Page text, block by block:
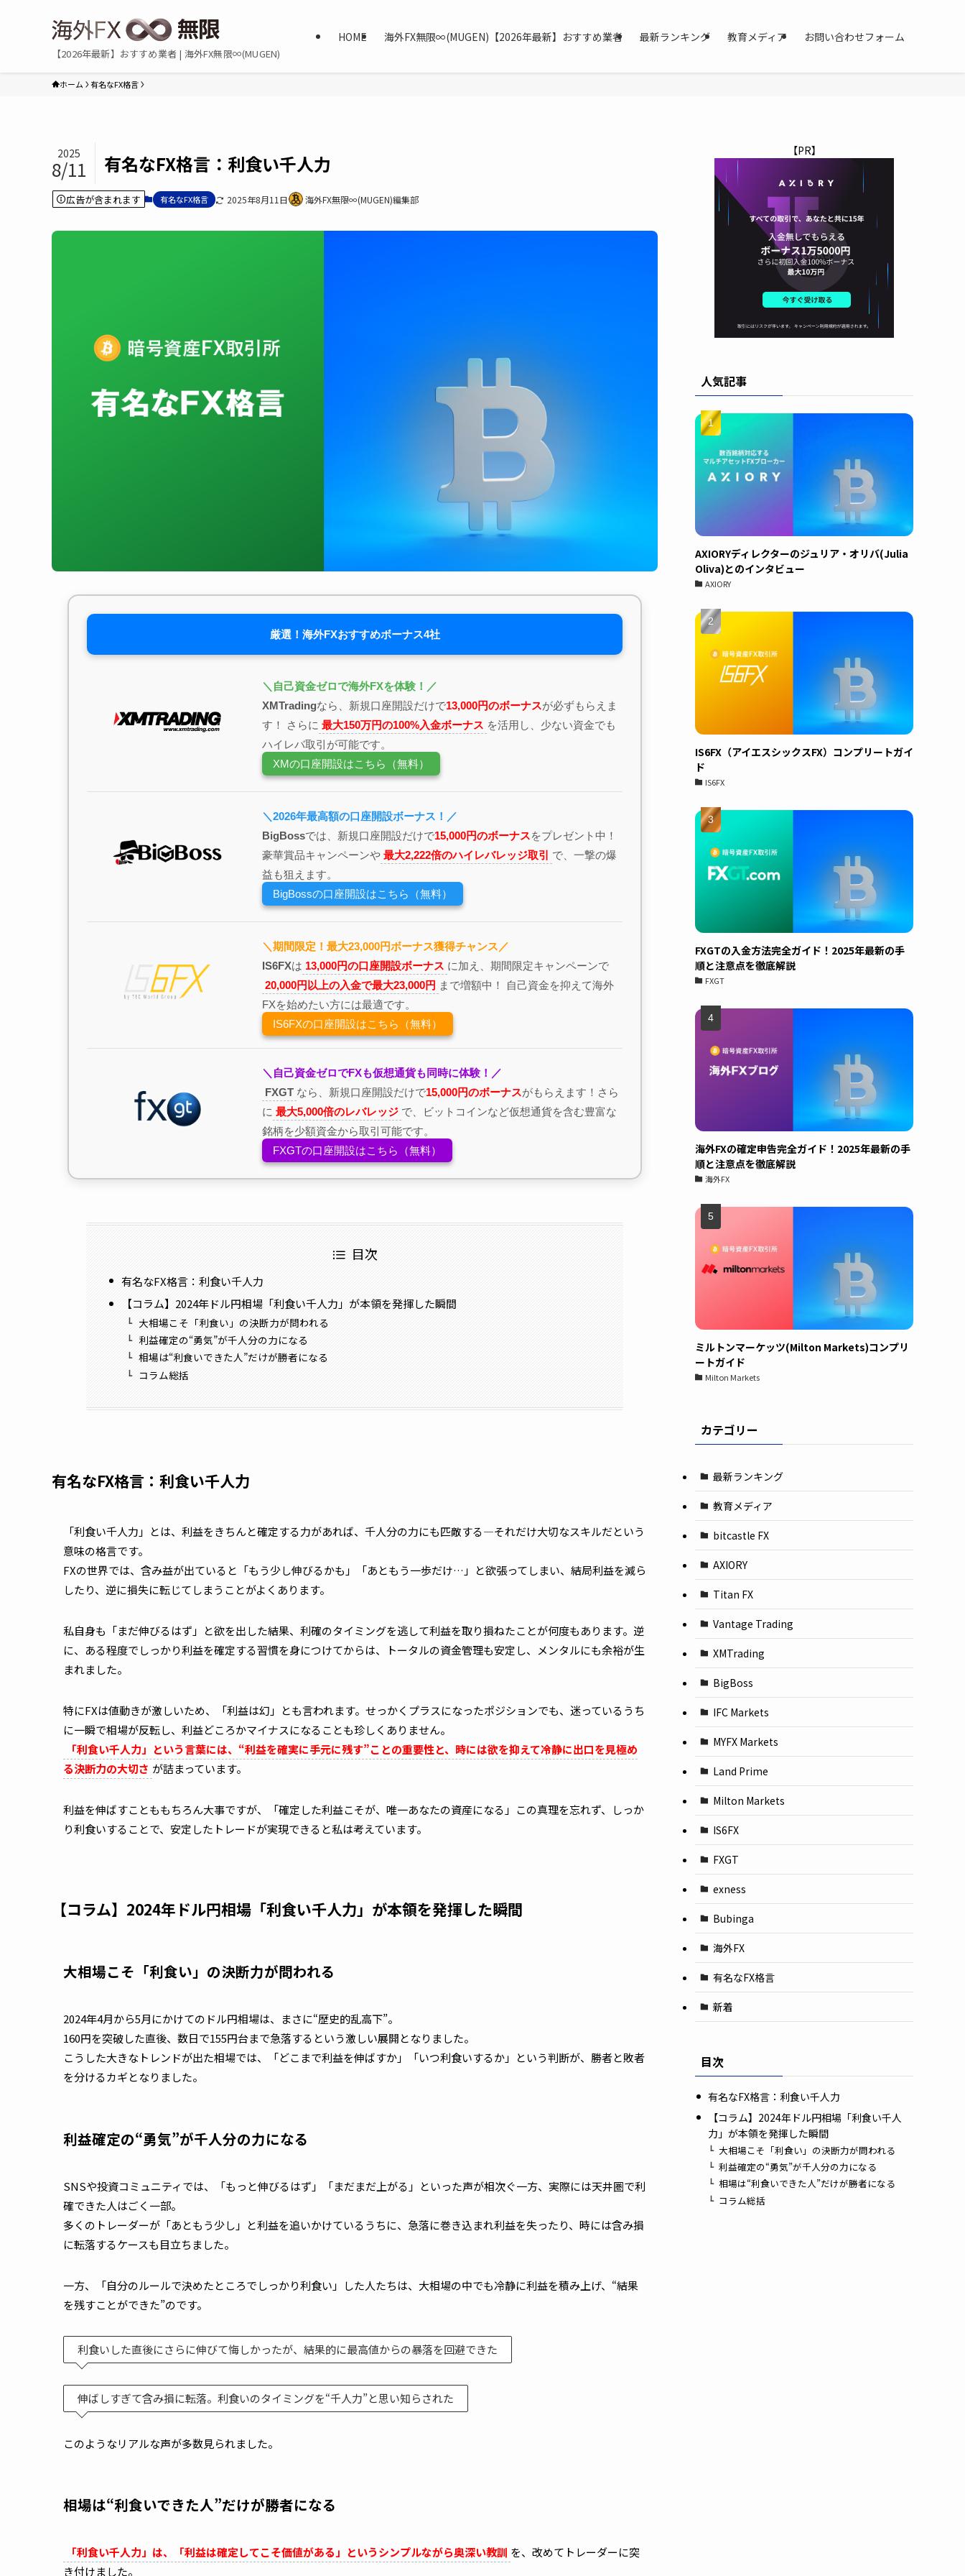
【2026年最新】おすすめ業者 | 海外FX無限∞(MUGEN)
HOME 海外FX無限∞(MUGEN)【2026年最新】おすすめ業者 最新ランキング 教育メディア お問い合わせフォーム
ホーム 有名なFX格言
有名なFX格言：利食い千人力
2025
8/11
広告が含まれます 有名なFX格言 2025年8月11日 海外FX無限∞(MUGEN)編集部
厳選！海外FXおすすめボーナス4社
＼自己資金ゼロで海外FXを体験！／
XMTradingなら、新規口座開設だけで13,000円のボーナスが必ずもらえま
す！ さらに 最大150万円の100%入金ボーナス を活用し、少ない資金でも
ハイレバ取引が可能です。
XMの口座開設はこちら（無料）
＼2026年最高額の口座開設ボーナス！／
BigBossでは、新規口座開設だけで15,000円のボーナスをプレゼント中！
豪華賞品キャンペーンや 最大2,222倍のハイレバレッジ取引
で、一撃の爆
益も狙えます。
BigBossの口座開設はこちら（無料）
＼期間限定！最大23,000円ボーナス獲得チャンス／
IS6FXは 13,000円の口座開設ボーナス に加え、期間限定キャンペーンで
20,000円以上の入金で最大23,000円 まで増額中！ 自己資金を抑えて海外
FXを始めたい方には最適です。
IS6FXの口座開設はこちら（無料）
＼自己資金ゼロでFXも仮想通貨も同時に体験！／
FXGT なら、新規口座開設だけで15,000円のボーナスがもらえます！さら
に 最大5,000倍のレバレッジ で、ビットコインなど仮想通貨を含む豊富な
銘柄を少額資金から取引可能です。
FXGTの口座開設はこちら（無料）
目次
有名なFX格言：利食い千人力
【コラム】2024年ドル円相場「利食い千人力」が本領を発揮した瞬間
大相場こそ「利食い」の決断力が問われる
利益確定の“勇気”が千人分の力になる
相場は“利食いできた人”だけが勝者になる
コラム総括
有名なFX格言：利食い千人力
「利食い千人力」とは、利益をきちんと確定する力があれば、千人分の力にも匹敵する―それだけ大切なスキルだという
意味の格言です。
FXの世界では、含み益が出ていると「もう少し伸びるかも」「あともう一歩だけ…」と欲張ってしまい、結局利益を減ら
したり、逆に損失に転じてしまうことがよくあります。
私自身も「まだ伸びるはず」と欲を出した結果、利確のタイミングを逃して利益を取り損ねたことが何度もあります。逆
に、ある程度でしっかり利益を確定する習慣を身につけてからは、トータルの資金管理も安定し、メンタルにも余裕が生
まれました。
特にFXは値動きが激しいため、「利益は幻」とも言われます。せっかくプラスになったポジションでも、迷っているうち
に一瞬で相場が反転し、利益どころかマイナスになることも珍しくありません。
「利食い千人力」という言葉には、“利益を確実に手元に残す”ことの重要性と、時には欲を抑えて冷静に出口を見極め
る決断力の大切さ が詰まっています。
利益を伸ばすことももちろん大事ですが、「確定した利益こそが、唯一あなたの資産になる」――この真理を忘れず、しっか
り利食いすることで、安定したトレードが実現できると私は考えています。
【コラム】2024年ドル円相場「利食い千人力」が本領を発揮した瞬間
大相場こそ「利食い」の決断力が問われる
2024年4月から5月にかけてのドル円相場は、まさに“歴史的乱高下”。
160円を突破した直後、数日で155円台まで急落するという激しい展開となりました。
こうした大きなトレンドが出た相場では、「どこまで利益を伸ばすか」「いつ利食いするか」という判断が、勝者と敗者
を分けるカギとなりました。
利益確定の“勇気”が千人分の力になる
SNSや投資コミュニティでは、「もっと伸びるはず」「まだまだ上がる」といった声が相次ぐ一方、実際には天井圏で利
確できた人はごく一部。
多くのトレーダーが「あともう少し」と利益を追いかけているうちに、急落に巻き込まれ利益を失ったり、時には含み損
に転落するケースも目立ちました。
一方、「自分のルールで決めたところでしっかり利食い」した人たちは、大相場の中でも冷静に利益を積み上げ、“結果
を残すことができた”のです。
利食いした直後にさらに伸びて悔しかったが、結果的に最高値からの暴落を回避できた
伸ばしすぎて含み損に転落。利食いのタイミングを“千人力”と思い知らされた
このようなリアルな声が多数見られました。
相場は“利食いできた人”だけが勝者になる
「利食い千人力」は、「利益は確定してこそ価値がある」というシンプルながら奥深い教訓 を、改めてトレーダーに突
き付けました。
【PR】
人気記事
AXIORYディレクターのジュリア・オリバ(Julia
Oliva)とのインタビュー
AXIORY
IS6FX（アイエスシックスFX）コンプリートガイ
ド
IS6FX
FXGTの入金方法完全ガイド！2025年最新の手
順と注意点を徹底解説
FXGT
海外FXの確定申告完全ガイド！2025年最新の手
順と注意点を徹底解説
海外FX
ミルトンマーケッツ(Milton Markets)コンプリ
ートガイド
Milton Markets
カテゴリー
最新ランキング
教育メディア
bitcastle FX
AXIORY
Titan FX
Vantage Trading
XMTrading
BigBoss
IFC Markets
MYFX Markets
Land Prime
Milton Markets
IS6FX
FXGT
exness
Bubinga
海外FX
有名なFX格言
新着
目次
有名なFX格言：利食い千人力
【コラム】2024年ドル円相場「利食い千人
力」が本領を発揮した瞬間
大相場こそ「利食い」の決断力が問われる
利益確定の“勇気”が千人分の力になる
相場は“利食いできた人”だけが勝者になる
コラム総括